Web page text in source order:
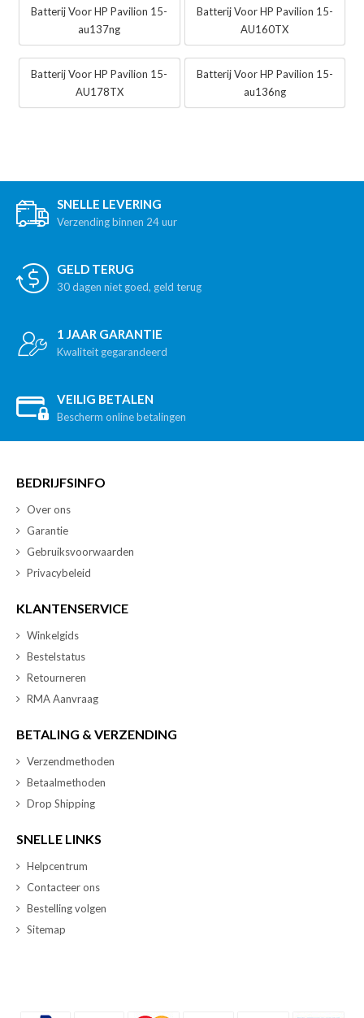
Batterij Voor HP Pavilion 15-
au137ng
Batterij Voor HP Pavilion 15-
AU160TX
Batterij Voor HP Pavilion 15-
AU178TX
Batterij Voor HP Pavilion 15-
au136ng
SNELLE LEVERING
Verzending binnen 24 uur
GELD TERUG
30 dagen niet goed, geld terug
1 JAAR GARANTIE
Kwaliteit gegarandeerd
VEILIG BETALEN
Bescherm online betalingen
BEDRIJFSINFO
Over ons
Garantie
Gebruiksvoorwaarden
Privacybeleid
KLANTENSERVICE
Winkelgids
Bestelstatus
Retourneren
RMA Aanvraag
BETALING & VERZENDING
Verzendmethoden
Betaalmethoden
Drop Shipping
SNELLE LINKS
Helpcentrum
Contacteer ons
Bestelling volgen
Sitemap